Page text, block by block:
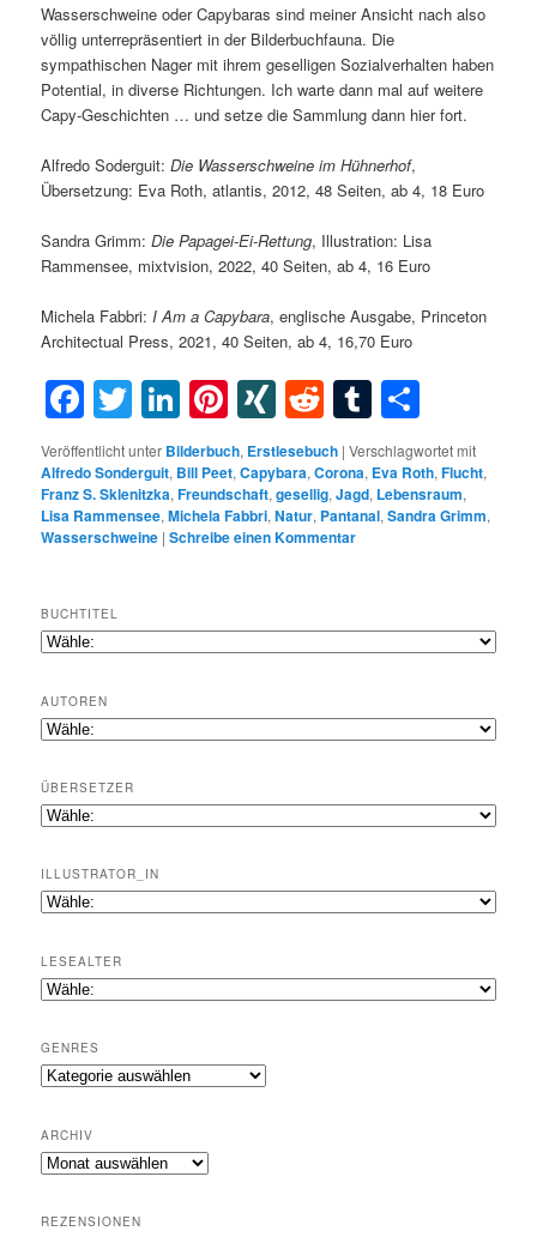
Wasserschweine oder Capybaras sind meiner Ansicht nach also
völlig unterrepräsentiert in der Bilderbuchfauna. Die
sympathischen Nager mit ihrem geselligen Sozialverhalten haben
Potential, in diverse Richtungen. Ich warte dann mal auf weitere
Capy-Geschichten … und setze die Sammlung dann hier fort.
Alfredo Soderguit:Die Wasserschweine im Hühnerhof,
Übersetzung: Eva Roth, atlantis, 2012, 48 Seiten, ab 4, 18 Euro
Sandra Grimm:Die Papagei-Ei-Rettung, Illustration: Lisa
Rammensee, mixtvision, 2022, 40 Seiten, ab 4, 16 Euro
Michela Fabbri:I Am a Capybara, englische Ausgabe, Princeton
Architectual Press, 2021, 40 Seiten, ab 4, 16,70 Euro
Facebook
Twitter
LinkedIn
Pinterest
XINGRedditTumblr
Veröffentlicht unter Bilderbuch, Erstlesebuch |Verschlagwortet mit
Alfredo Sonderguit, Bill Peet,Capybara,Corona, Eva Roth,Flucht,
Franz S. Sklenitzka,Freundschaft,gesellig,Jagd, Lebensraum,
Lisa Rammensee,Michela Fabbri,Natur, Pantanal,Sandra Grimm,
Wasserschweine |Schreibe einen Kommentar
BUCHTITEL
AUTOREN
ÜBERSETZER
ILLUSTRATOR_IN
LESEALTER
GENRES
Genres
ARCHIV
Archiv
REZENSIONEN